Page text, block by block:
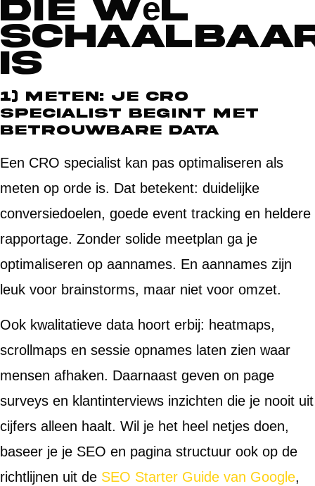
die wél
is
1) Meten: je CRO
specialist begint met
betrouwbare data
Een CRO specialist kan pas optimaliseren als
meten op orde is. Dat betekent: duidelijke
conversiedoelen, goede event tracking en heldere
rapportage. Zonder solide meetplan ga je
optimaliseren op aannames. En aannames zijn
leuk voor brainstorms, maar niet voor omzet.
Ook kwalitatieve data hoort erbij: heatmaps,
scrollmaps en sessie opnames laten zien waar
mensen afhaken. Daarnaast geven on page
surveys en klantinterviews inzichten die je nooit uit
cijfers alleen haalt. Wil je het heel netjes doen,
baseer je je SEO en pagina structuur ook op de
richtlijnen uit de SEO Starter Guide van Google,